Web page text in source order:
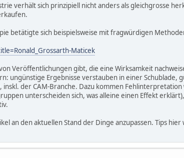
verhält sich prinzipiell nicht anders als gleichgrosse
betätigte sich beispielsweise mit fragwürdigen
Maticek
Veröffentlichungen gibt, die eine Wirksamkeit
ungünstige Ergebnisse verstauben in einer
inskl. der CAM-Branche. Dazu kommen
unterscheiden sich, was alleine einen Effekt
an den aktuellen Stand der Dinge anzupassen. Tips hier